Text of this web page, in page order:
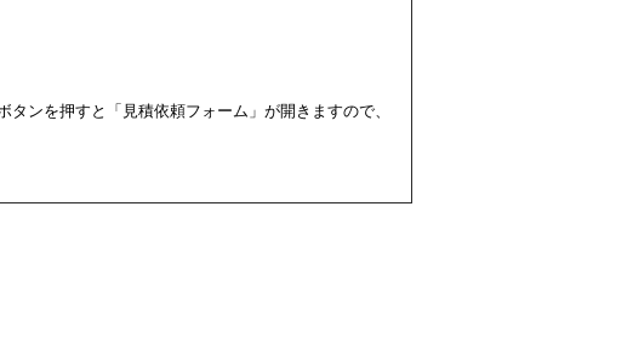
ンを押すと「見積依頼フォーム」が開きますので、